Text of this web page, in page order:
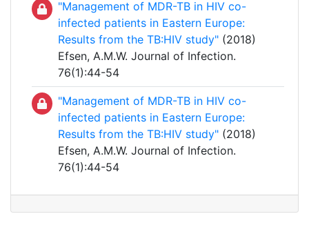
"Management of MDR-TB in HIV co-
infected patients in Eastern Europe:
Results from the TB:HIV study" (2018)
Efsen, A.M.W. Journal of Infection.
76(1):44-54
"Management of MDR-TB in HIV co-
infected patients in Eastern Europe:
Results from the TB:HIV study" (2018)
Efsen, A.M.W. Journal of Infection.
76(1):44-54